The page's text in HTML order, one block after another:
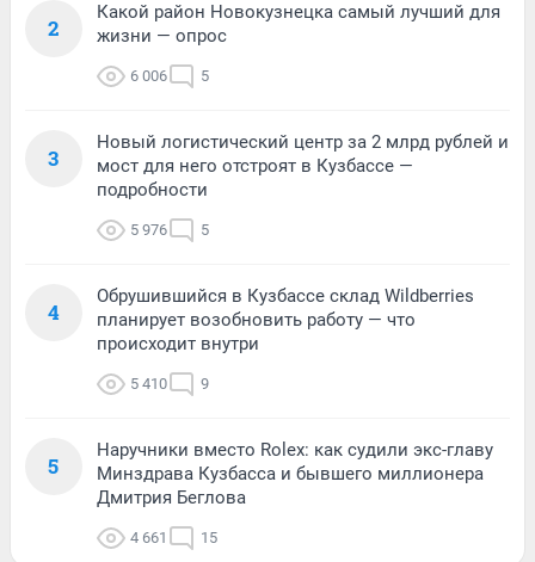
2
Какой район Новокузнецка самый лучший для
жизни — опрос
6 006 5
3
Новый логистический центр за 2 млрд рублей и
мост для него отстроят в Кузбассе —
подробности
5 976 5
4
Обрушившийся в Кузбассе склад Wildberries
планирует возобновить работу — что
происходит внутри
5 410 9
5
Наручники вместо Rolex: как судили экс-главу
Минздрава Кузбасса и бывшего миллионера
Дмитрия Беглова
4 661 15